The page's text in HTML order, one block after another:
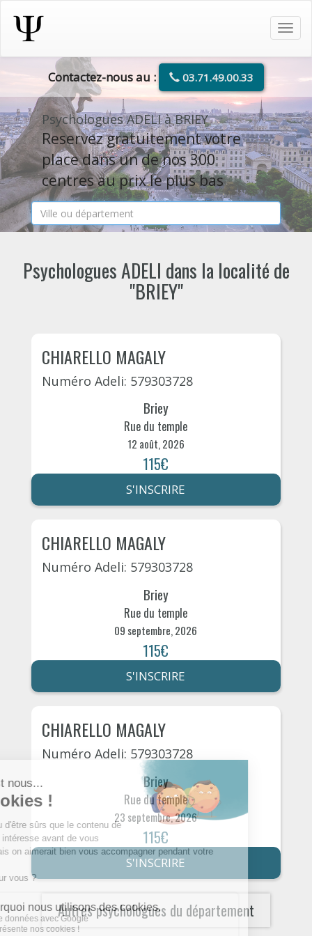
Contactez-nous au : 03.71.49.00.33
Psychologues ADELI à BRIEY
Reservez gratuitement votre
place dans un de nos 300
centres au prix le plus bas
Psychologues ADELI dans la localité de
"BRIEY"
CHIARELLO MAGALY
Numéro Adeli: 579303728
Briey
Rue du temple
12 août, 2026
115€
S'INSCRIRE
CHIARELLO MAGALY
Numéro Adeli: 579303728
Briey
Rue du temple
09 septembre, 2026
115€
S'INSCRIRE
CHIARELLO MAGALY
Numéro Adeli: 579303728
Briey
Rue du temple
23 septembre, 2026
115€
S'INSCRIRE
Autres psychologues du département